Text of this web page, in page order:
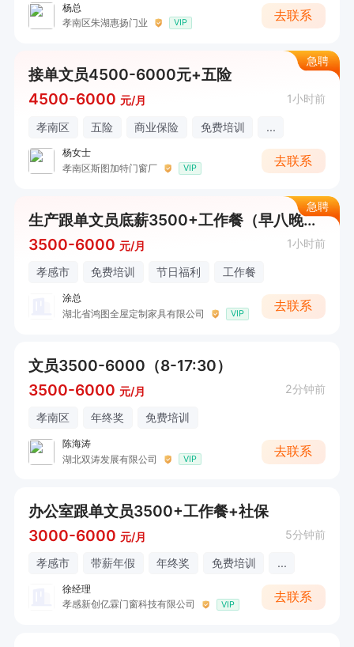
杨总
孝南区朱湖惠扬门业
VIP
去联系
急聘
接单文员4500-6000元+五险
4500-6000 元/月 1小时前
孝南区 五险 商业保险 免费培训 ...
杨女士
孝南区斯图加特门窗厂
VIP
去联系
急聘
生产跟单文员底薪3500+工作餐（早八晚五点半）
3500-6000 元/月 1小时前
孝感市 免费培训 节日福利 工作餐
涂总
湖北省鸿图全屋定制家具有限公司
VIP
去联系
文员3500-6000（8-17:30）
3500-6000 元/月 2分钟前
孝南区 年终奖 免费培训
陈海涛
湖北双涛发展有限公司
VIP
去联系
办公室跟单文员3500+工作餐+社保
3000-6000 元/月 5分钟前
孝感市 带薪年假 年终奖 免费培训 ...
徐经理
孝感新创亿霖门窗科技有限公司
VIP
去联系